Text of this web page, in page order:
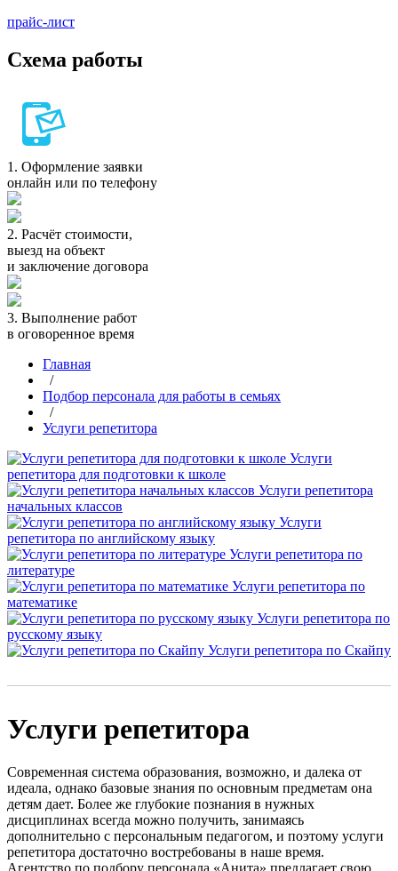
прайс-лист
Схема работы
1. Оформление заявки
онлайн или по телефону
2. Расчёт стоимости,
выезд на объект
и заключение договора
3. Выполнение работ
в оговоренное время
Главная
/
Подбор персонала для работы в семьях
/
Услуги репетитора
Услуги
репетитора для подготовки к школе
Услуги репетитора
начальных классов
Услуги
репетитора по английскому языку
Услуги репетитора по
литературе
Услуги репетитора по
математике
Услуги репетитора по
русскому языку
Услуги репетитора по Скайпу
Услуги репетитора
Современная система образования, возможно, и далека от
идеала, однако базовые знания по основным предметам она
детям дает. Более же глубокие познания в нужных
дисциплинах всегда можно получить, занимаясь
дополнительно с персональным педагогом, и поэтому услуги
репетитора достаточно востребованы в наше время.